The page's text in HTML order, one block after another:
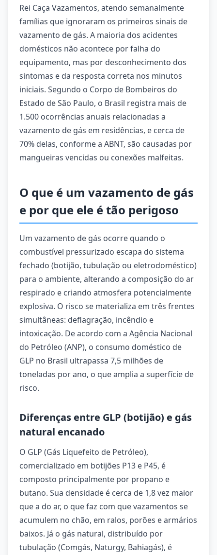
Rei Caça Vazamentos, atendo semanalmente
famílias que ignoraram os primeiros sinais de
vazamento de gás. A maioria dos acidentes
domésticos não acontece por falha do
equipamento, mas por desconhecimento dos
sintomas e da resposta correta nos minutos
iniciais. Segundo o Corpo de Bombeiros do
Estado de São Paulo, o Brasil registra mais de
1.500 ocorrências anuais relacionadas a
vazamento de gás em residências, e cerca de
70% delas, conforme a ABNT, são causadas por
mangueiras vencidas ou conexões malfeitas.
O que é um vazamento de gás
e por que ele é tão perigoso
Um vazamento de gás ocorre quando o
combustível pressurizado escapa do sistema
fechado (botijão, tubulação ou eletrodoméstico)
para o ambiente, alterando a composição do ar
respirado e criando atmosfera potencialmente
explosiva. O risco se materializa em três frentes
simultâneas: deflagração, incêndio e
intoxicação. De acordo com a Agência Nacional
do Petróleo (ANP), o consumo doméstico de
GLP no Brasil ultrapassa 7,5 milhões de
toneladas por ano, o que amplia a superfície de
risco.
Diferenças entre GLP (botijão) e gás
natural encanado
O GLP (Gás Liquefeito de Petróleo),
comercializado em botijões P13 e P45, é
composto principalmente por propano e
butano. Sua densidade é cerca de 1,8 vez maior
que a do ar, o que faz com que vazamentos se
acumulem no chão, em ralos, porões e armários
baixos. Já o gás natural, distribuído por
tubulação (Comgás, Naturgy, Bahiagás), é